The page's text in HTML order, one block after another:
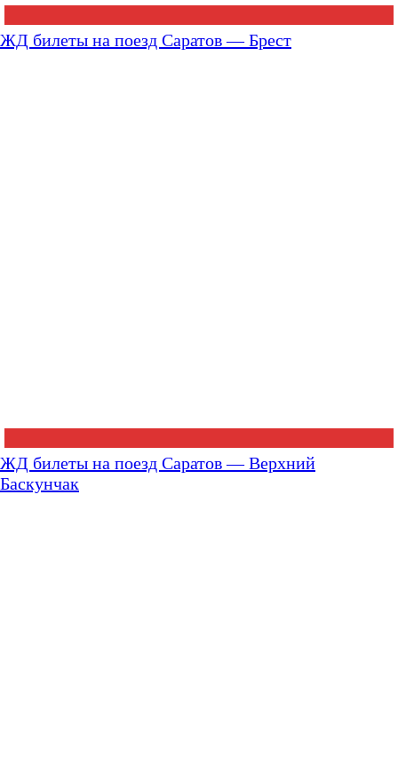
ЖД билеты на поезд Саратов — Брест
ЖД билеты на поезд Саратов — Верхний
Баскунчак